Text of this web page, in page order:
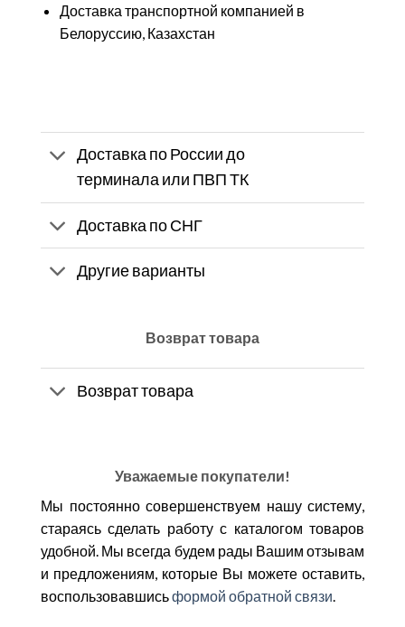
Доставка транспортной компанией в
Белоруссию, Казахстан
Доставка по России до
терминала или ПВП ТК
Доставка по СНГ
Другие варианты
Возврат товара
Возврат товара
Уважаемые покупатели!
Мы постоянно совершенствуем нашу систему,
стараясь сделать работу с каталогом товаров
удобной. Мы всегда будем рады Вашим отзывам
и предложениям, которые Вы можете оставить,
воспользовавшисьформой обратной связи.